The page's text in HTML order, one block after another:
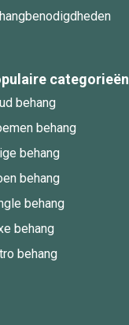
categorieën
behang
behang
behang
behang
behang
behang
behang